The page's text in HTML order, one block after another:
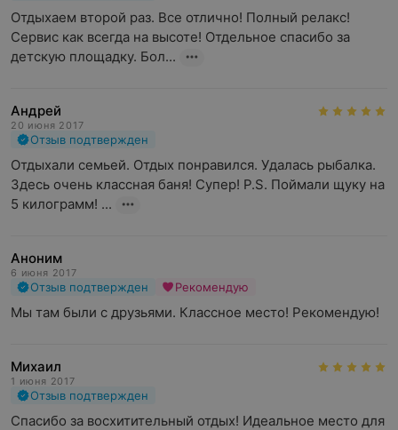
Отдыхаем второй раз. Все отлично! Полный релакс!
Сервис как всегда на высоте! Отдельное спасибо за
детскую площадку. Бол...
Андрей
20 июня 2017
Отзыв подтвержден
Отдыхали семьей. Отдых понравился. Удалась рыбалка.
Здесь очень классная баня! Супер! P.S. Поймали щуку на
5 килограмм! ...
Аноним
6 июня 2017
Отзыв подтвержден Рекомендую
Мы там были с друзьями. Классное место! Рекомендую!
Михаил
1 июня 2017
Отзыв подтвержден
Спасибо за восхитительный отдых! Идеальное место для